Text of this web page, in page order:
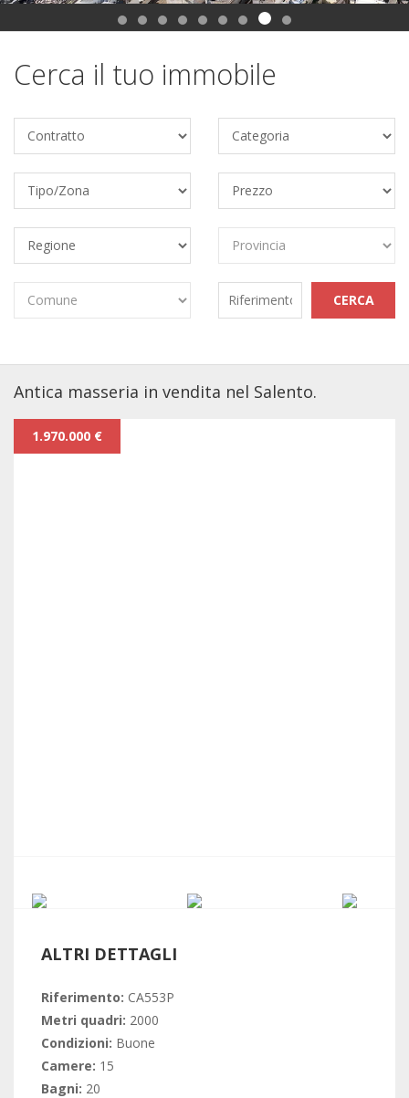
Cerca il tuo immobile
Antica masseria in vendita nel Salento.
1.970.000 €
ALTRI DETTAGLI
Riferimento: CA553P
Metri quadri: 2000
Condizioni: Buone
Camere: 15
Bagni: 20